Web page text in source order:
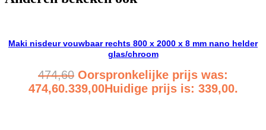
Maki nisdeur vouwbaar rechts 800 x 2000 x 8 mm nano helder
glas/chroom
474,60 Oorspronkelijke prijs was:
474,60.339,00Huidige prijs is: 339,00.